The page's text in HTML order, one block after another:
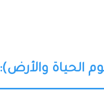
الحياة والأرض):